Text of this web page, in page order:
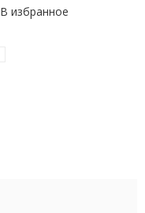
В избранное